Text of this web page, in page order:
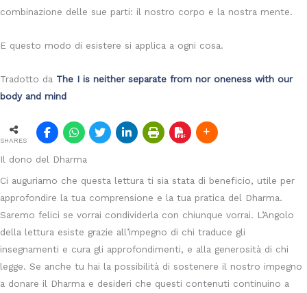
combinazione delle sue parti: il nostro corpo e la nostra mente.
E questo modo di esistere si applica a ogni cosa.
Tradotto da The I is neither separate from nor oneness with our
body and mind
SHARES
Il dono del Dharma
Ci auguriamo che questa lettura ti sia stata di beneficio, utile per
approfondire la tua comprensione e la tua pratica del Dharma.
Saremo felici se vorrai condividerla con chiunque vorrai. L’Angolo
della lettura esiste grazie all’impegno di chi traduce gli
insegnamenti e cura gli approfondimenti, e alla generosità di chi
legge. Se anche tu hai la possibilità di sostenere il nostro impegno
a donare il Dharma e desideri che questi contenuti continuino a